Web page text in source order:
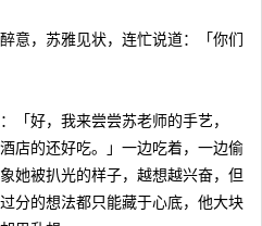
，苏雅见状，连忙说道：「你们
好，我来尝尝苏老师的手艺，
店的还好吃。」一边吃着，一边偷
她被扒光的样子，越想越兴奋，但
分的想法都只能藏于心底，他大块